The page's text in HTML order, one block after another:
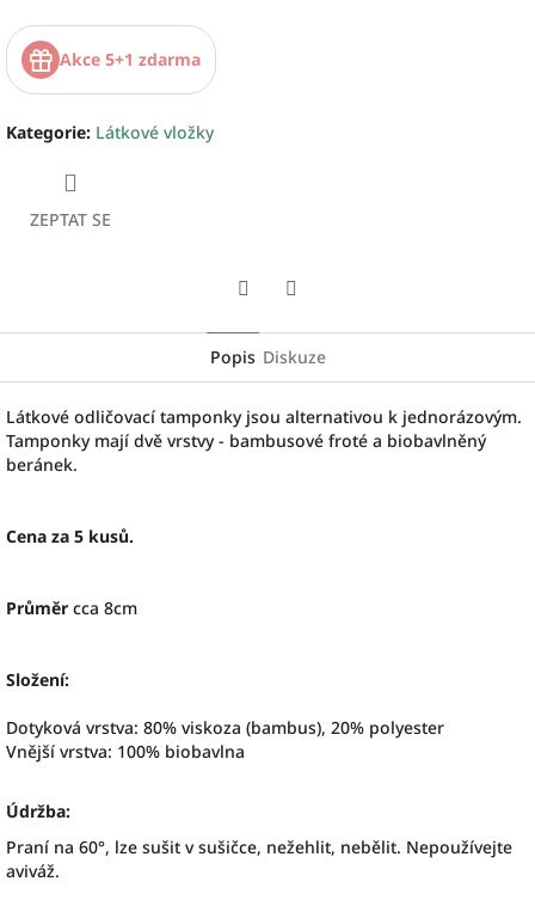
Akce 5+1 zdarma
Kategorie: Látkové vložky
ZEPTAT SE
Popis Diskuze
Látkové odličovací tamponky jsou alternativou k jednorázovým.
Tamponky mají dvě vrstvy - bambusové froté a biobavlněný
beránek.
Cena za 5 kusů.
Průměr cca 8cm
Složení:
Dotyková vrstva: 80% viskoza (bambus), 20% polyester
Vnější vrstva: 100% biobavlna
Údržba:
Praní na 60°, lze sušit v sušičce, nežehlit, nebělit. Nepoužívejte
aviváž.